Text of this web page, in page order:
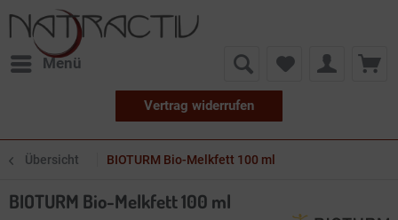
Menü
Vertrag widerrufen
Übersicht BIOTURM Bio-Melkfett 100 ml
BIOTURM Bio-Melkfett 100 ml